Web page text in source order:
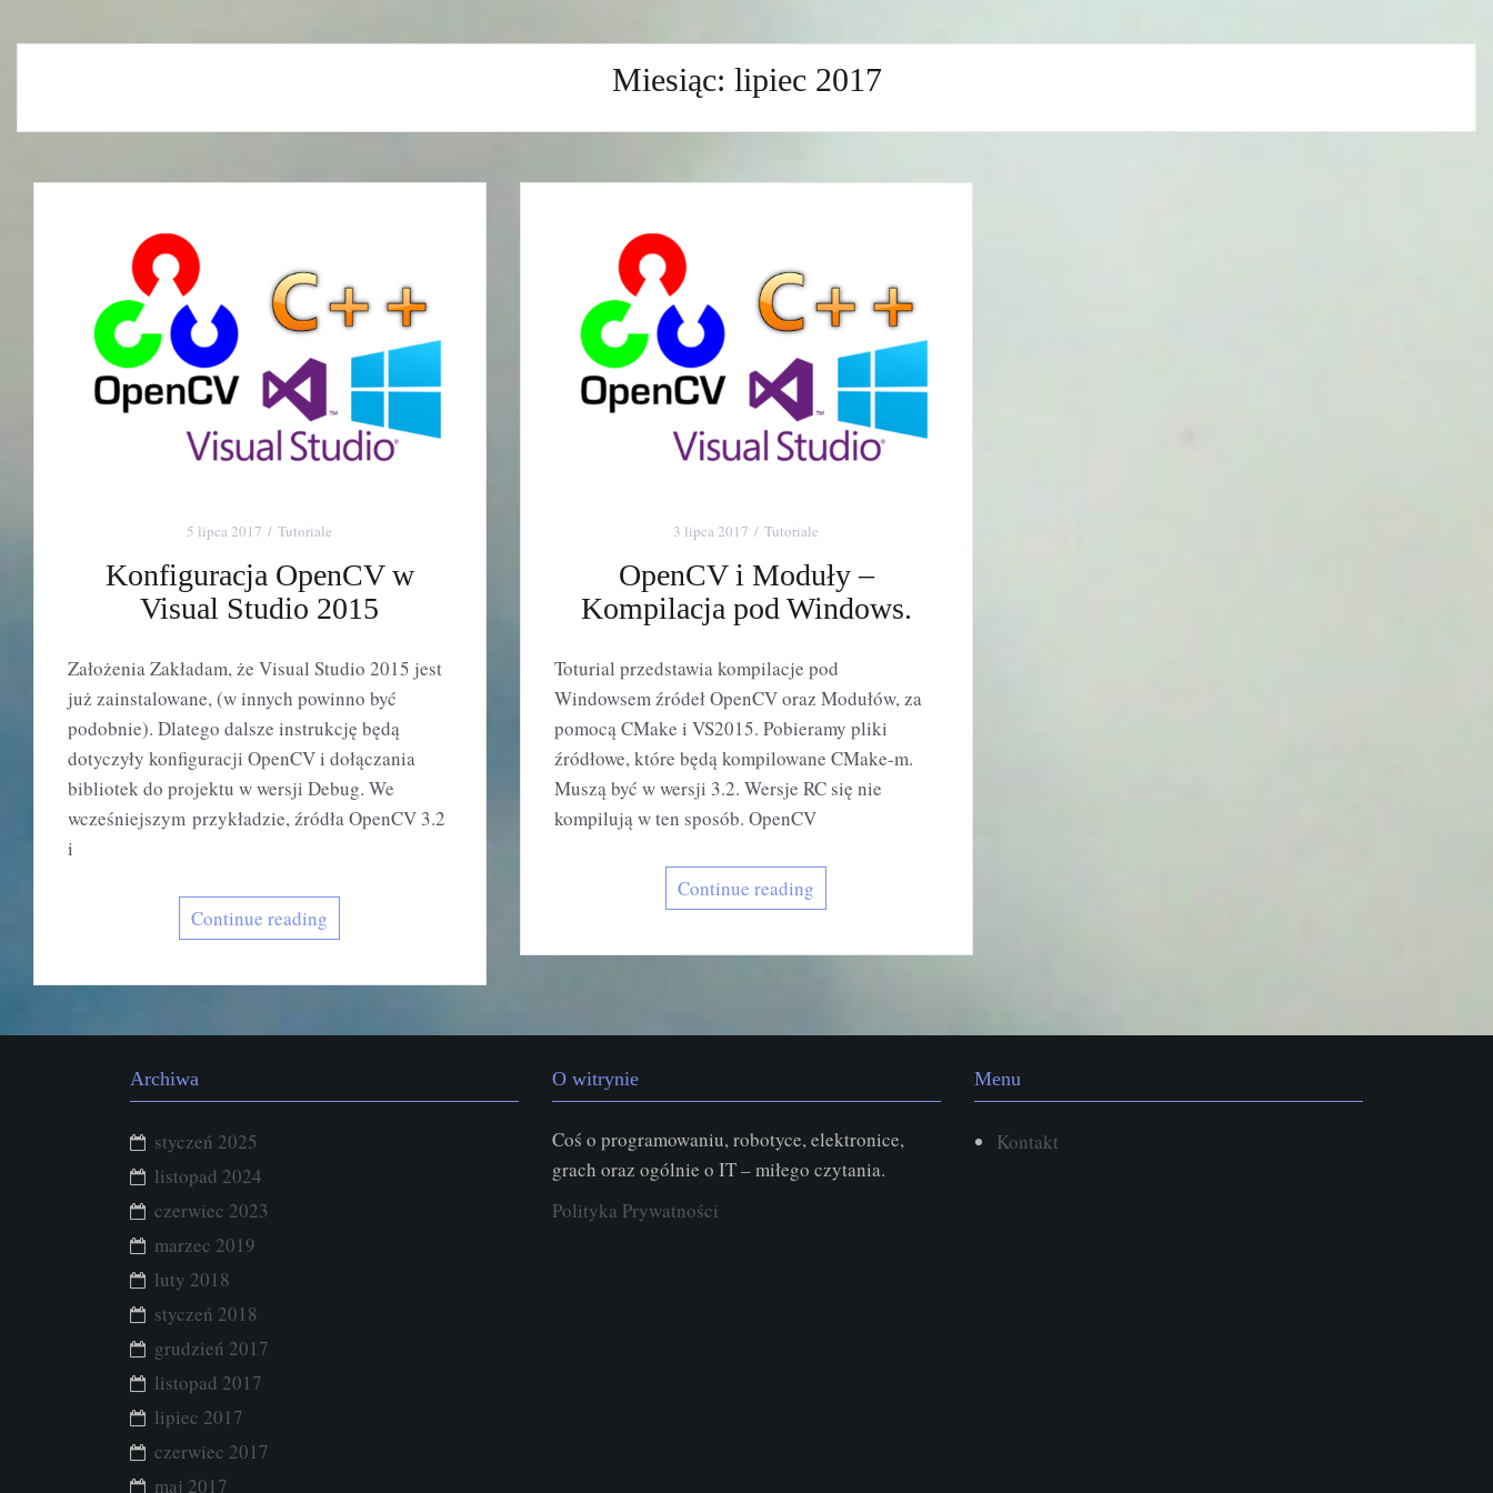
Miesiąc: lipiec 2017
5 lipca 2017 Tutoriale
Konfiguracja OpenCV w
Visual Studio 2015
Założenia Zakładam, że Visual Studio 2015 jest
już zainstalowane, (w innych powinno być
podobnie). Dlatego dalsze instrukcję będą
dotyczyły konfiguracji OpenCV i dołączania
bibliotek do projektu w wersji Debug. We
wcześniejszym przykładzie, źródła OpenCV 3.2
i
Continue reading
3 lipca 2017 Tutoriale
OpenCV i Moduły –
Kompilacja pod Windows.
Toturial przedstawia kompilacje pod
Windowsem źródeł OpenCV oraz Modułów, za
pomocą CMake i VS2015. Pobieramy pliki
źródłowe, które będą kompilowane CMake-m.
Muszą być w wersji 3.2. Wersje RC się nie
kompilują w ten sposób. OpenCV
Continue reading
Archiwa
styczeń 2025
listopad 2024
czerwiec 2023
marzec 2019
luty 2018
styczeń 2018
grudzień 2017
listopad 2017
lipiec 2017
czerwiec 2017
maj 2017
O witrynie
Coś o programowaniu, robotyce, elektronice,
grach oraz ogólnie o IT – miłego czytania.
Polityka Prywatności
Menu
Kontakt